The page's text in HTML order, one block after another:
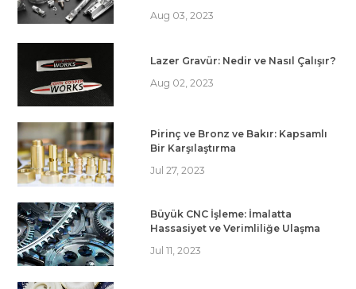
Aug 03, 2023
Lazer Gravür: Nedir ve Nasıl Çalışır?
Aug 02, 2023
Pirinç ve Bronz ve Bakır: Kapsamlı
Bir Karşılaştırma
Jul 27, 2023
Büyük CNC İşleme: İmalatta
Hassasiyet ve Verimliliğe Ulaşma
Jul 11, 2023